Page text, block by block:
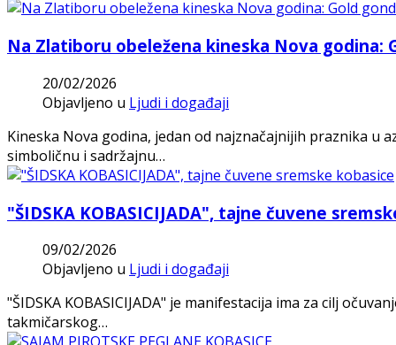
Na Zlatiboru obeležena kineska Nova
20/02/2026
Objavljeno u Ljudi i događaji
Kineska Nova godina, jedan od najznačajnijih praznika u
simboličnu i sadržajnu…
"ŠIDSKA KOBASICIJADA", tajne čuvene
09/02/2026
Objavljeno u Ljudi i događaji
"ŠIDSKA KOBASICIJADA" je manifestacija ima za cilj
takmičarskog…